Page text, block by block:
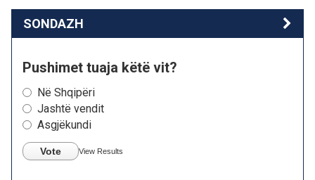
SONDAZH
Pushimet tuaja këtë vit?
Në Shqipëri
Jashtë vendit
Asgjëkundi
Vote View Results